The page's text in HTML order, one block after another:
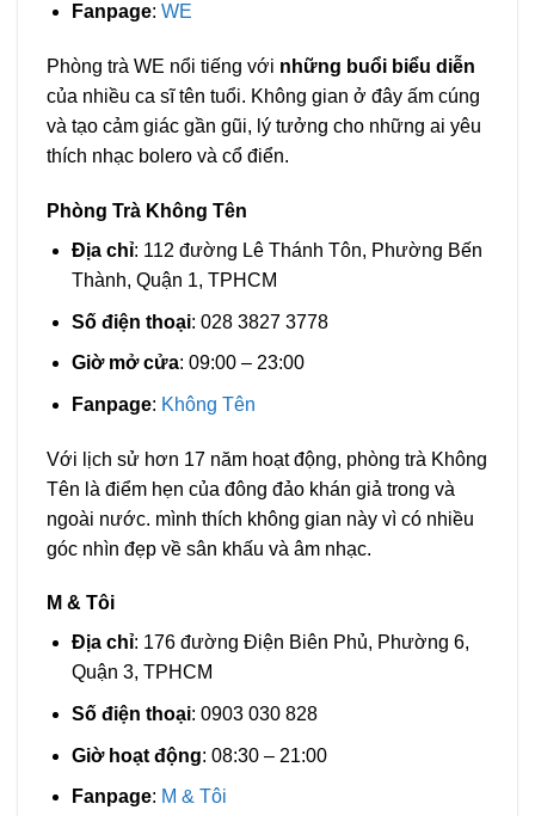
Fanpage: WE
Phòng trà WE nổi tiếng với những buổi biểu diễn
của nhiều ca sĩ tên tuổi. Không gian ở đây ấm cúng
và tạo cảm giác gần gũi, lý tưởng cho những ai yêu
thích nhạc bolero và cổ điển.
Phòng Trà Không Tên
Địa chỉ: 112 đường Lê Thánh Tôn, Phường Bến
Thành, Quận 1, TPHCM
Số điện thoại: 028 3827 3778
Giờ mở cửa: 09:00 – 23:00
Fanpage: Không Tên
Với lịch sử hơn 17 năm hoạt động, phòng trà Không
Tên là điểm hẹn của đông đảo khán giả trong và
ngoài nước. mình thích không gian này vì có nhiều
góc nhìn đẹp về sân khấu và âm nhạc.
M & Tôi
Địa chỉ: 176 đường Điện Biên Phủ, Phường 6,
Quận 3, TPHCM
Số điện thoại: 0903 030 828
Giờ hoạt động: 08:30 – 21:00
Fanpage: M & Tôi